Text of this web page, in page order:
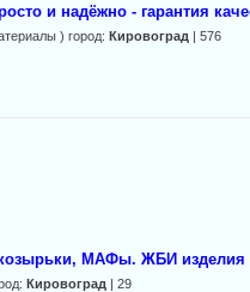
и надёжно - гарантия
) город:Кировоград | 576
МАФы. ЖБИ изделия
Кировоград | 29